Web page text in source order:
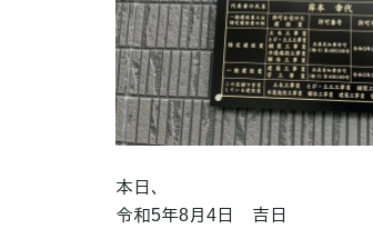
本日、
令和5年8月4日 吉日